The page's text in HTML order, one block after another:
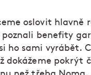
oslovit hlavně
benefity
ho sami vyrábět.
dokážeme pokrýt